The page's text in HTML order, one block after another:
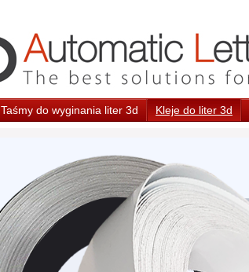
Taśmy do wyginania liter 3d Kleje do liter 3d